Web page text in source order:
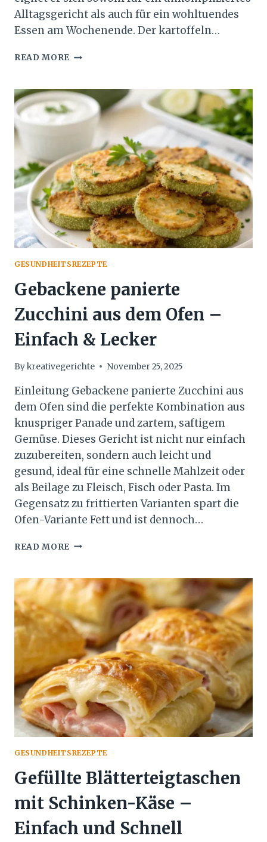
Alltagsgericht als auch für ein wohltuendes
Essen am Wochenende. Der kartoffeln…
READ MORE KARTOFFELN
SCHNELL
UND
EINFACH
GESUNDHEITSREZEPTE
Gebackene panierte
Zucchini aus dem Ofen –
Einfach & Lecker
Bykreativegerichte November 25, 2025
Einleitung Gebackene panierte Zucchini aus
dem Ofen sind die perfekte Kombination aus
knuspriger Panade und zartem, saftigem
Gemüse. Dieses Gericht ist nicht nur einfach
zuzubereiten, sondern auch leicht und
gesund, ideal für eine schnelle Mahlzeit oder
als Beilage zu Fleisch, Fisch oder Pasta. Im
Gegensatz zu frittierten Varianten spart die
Ofen-Variante Fett und ist dennoch…
READ MORE GEBACKENE
AUS
DEM
OFEN
–
EINFACH
&
LECKER
GESUNDHEITSREZEPTE
Gefüllte Blätterteigtaschen
mit Schinken-Käse –
Einfach und Schnell